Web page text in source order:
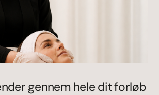
gennem hele dit forløb